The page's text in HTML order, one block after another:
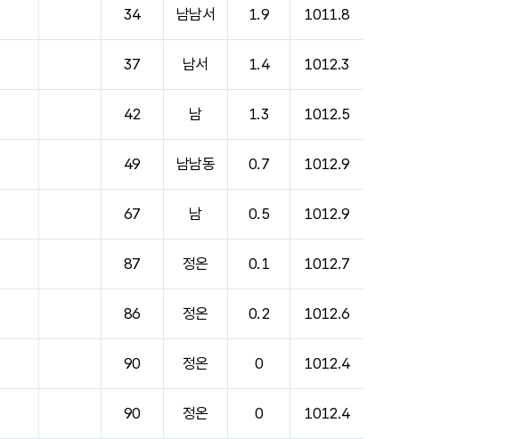
34 남남서 1.9 1011.8
37 남서 1.4 1012.3
42 남 1.3 1012.5
49 남남동 0.7 1012.9
67 남 0.5 1012.9
87 정온 0.1 1012.7
86 정온 0.2 1012.6
90 정온 0 1012.4
90 정온 0 1012.4